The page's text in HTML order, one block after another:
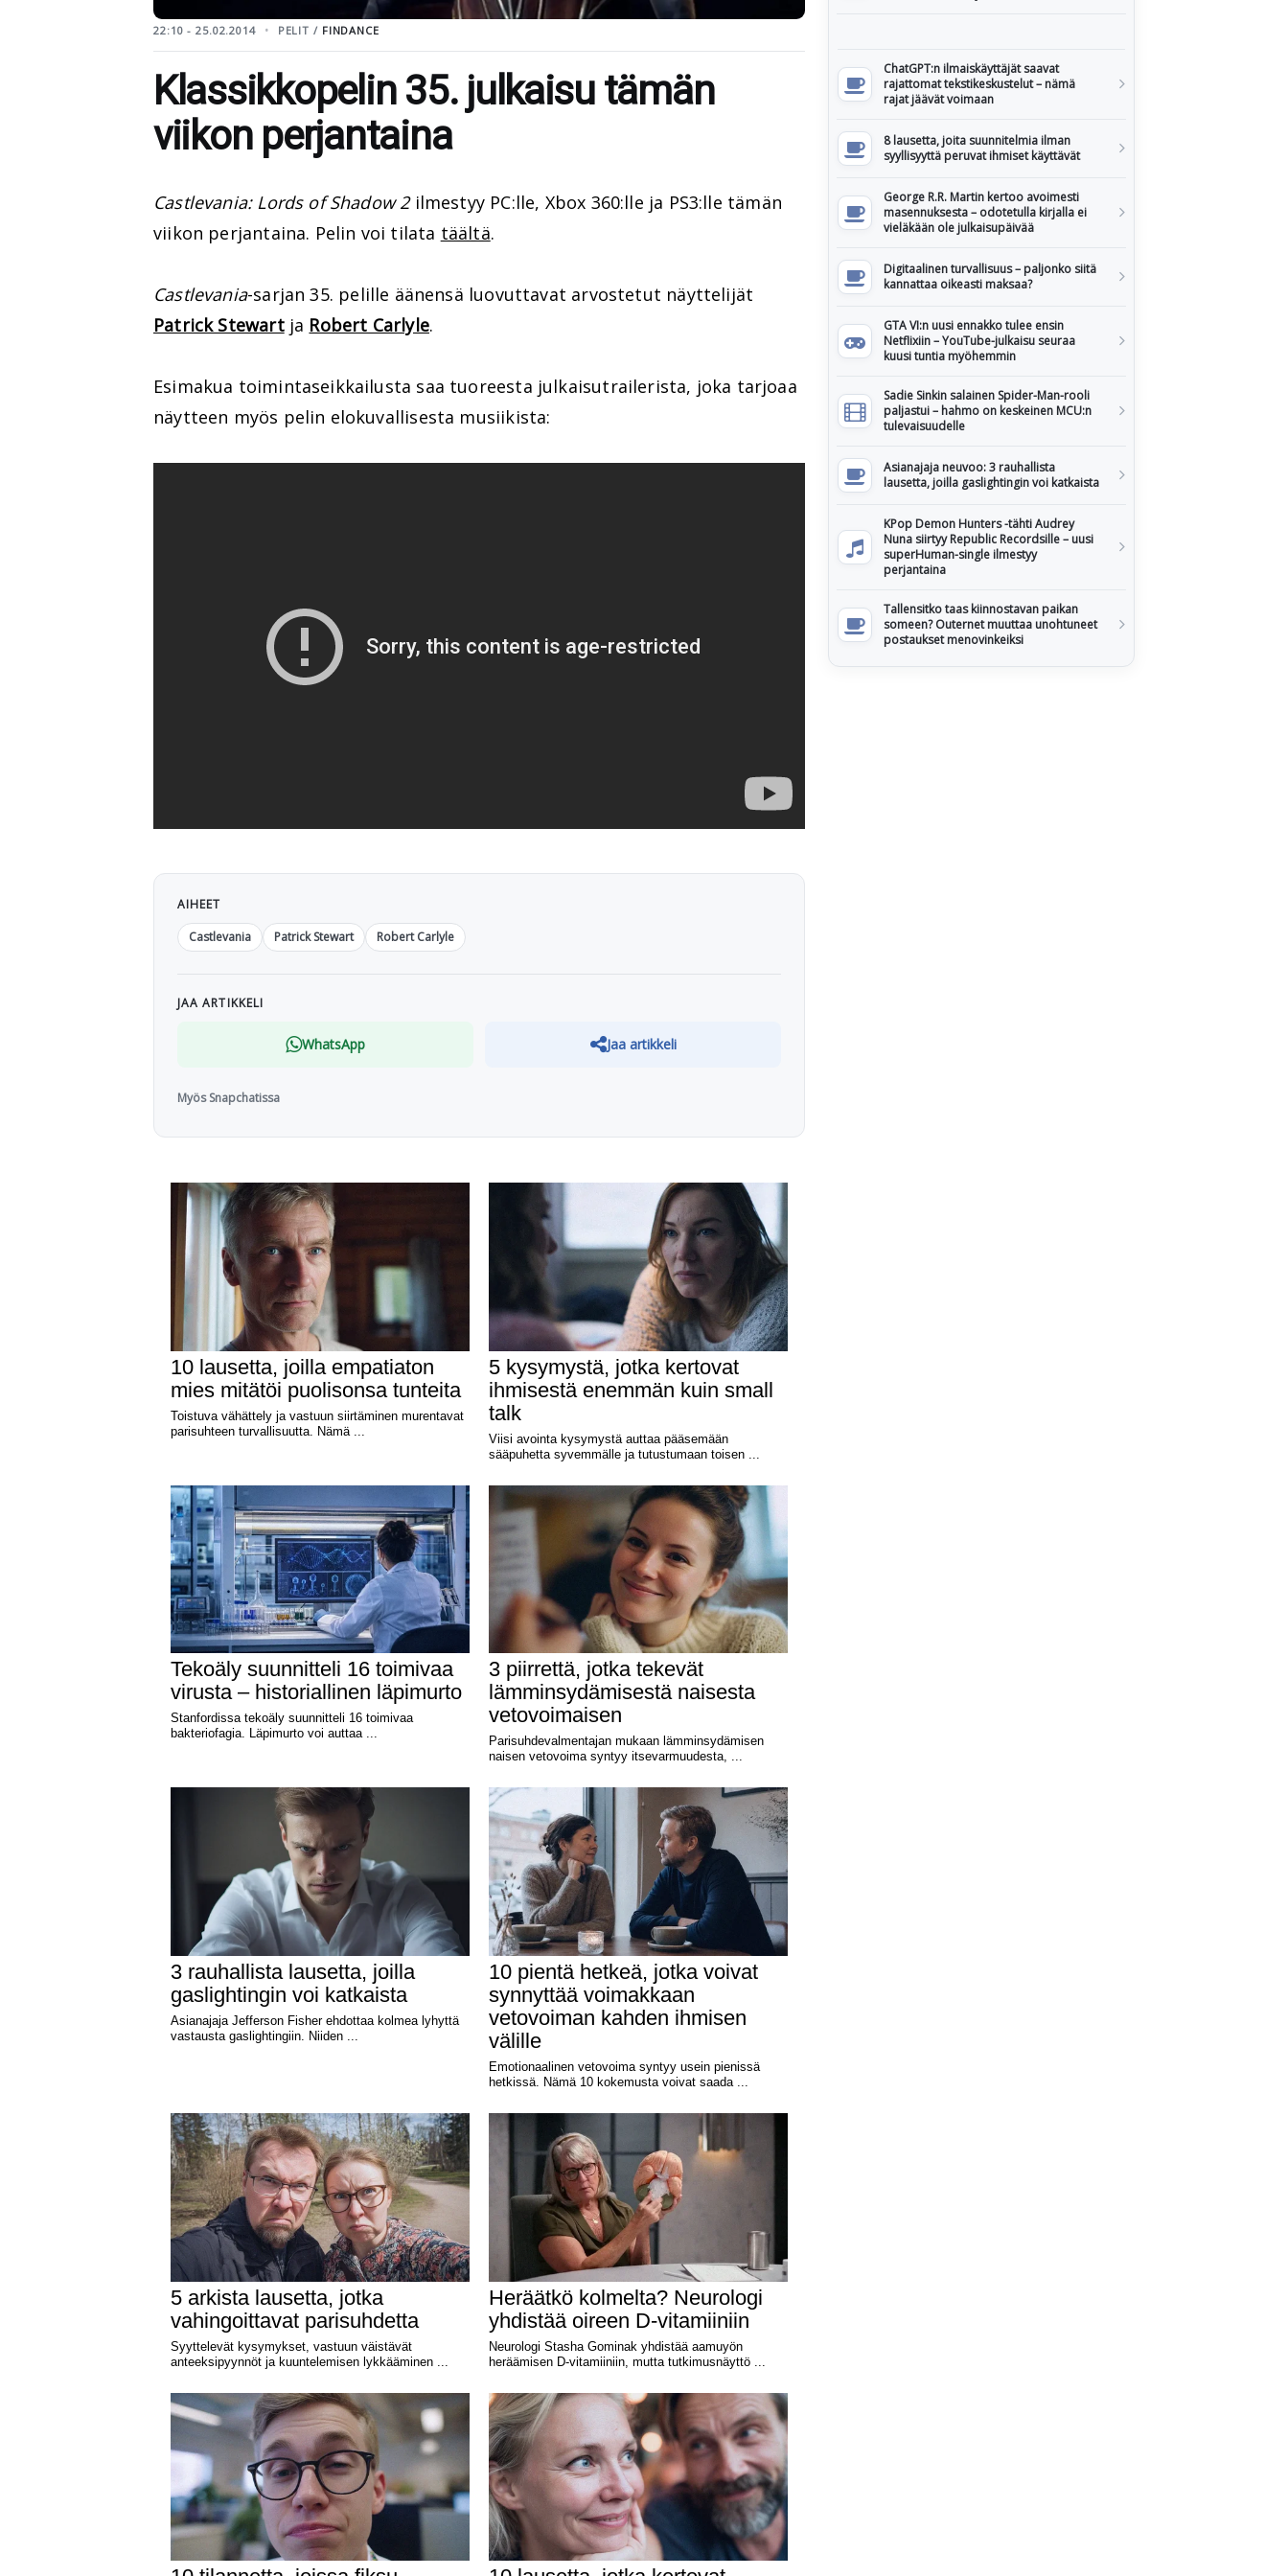
22:10 - 25.02.2014 PELIT / FINDANCE
Klassikkopelin 35. julkaisu tämän
viikon perjantaina
Castlevania: Lords of Shadow 2ilmestyy PC:lle, Xbox 360:lle ja PS3:lle tämän
viikon perjantaina. Pelin voi tilata täältä.
Castlevania-sarjan 35. pelille äänensä luovuttavat arvostetut näyttelijät
Patrick Stewartja Robert Carlyle.
Esimakua toimintaseikkailusta saa tuoreesta julkaisutrailerista, joka tarjoaa
näytteen myös pelin elokuvallisesta musiikista:
AIHEET
Castlevania
Patrick Stewart Robert Carlyle
JAA ARTIKKELI
WhatsApp Jaa artikkeli
Myös Snapchatissa
ChatGPT:n ilmaiskäyttäjät saavat
rajattomat tekstikeskustelut – nämä
rajat jäävät voimaan
8 lausetta, joita suunnitelmia ilman
syyllisyyttä peruvat ihmiset käyttävät
George R.R. Martin kertoo avoimesti
masennuksesta – odotetulla kirjalla ei
vieläkään ole julkaisupäivää
Digitaalinen turvallisuus – paljonko siitä
kannattaa oikeasti maksaa?
GTA VI:n uusi ennakko tulee ensin
Netflixiin – YouTube-julkaisu seuraa
kuusi tuntia myöhemmin
Sadie Sinkin salainen Spider-Man-rooli
paljastui – hahmo on keskeinen MCU:n
tulevaisuudelle
Asianajaja neuvoo: 3 rauhallista
lausetta, joilla gaslightingin voi katkaista
KPop Demon Hunters -tähti Audrey
Nuna siirtyy Republic Recordsille – uusi
superHuman-single ilmestyy
perjantaina
Tallensitko taas kiinnostavan paikan
someen? Outernet muuttaa unohtuneet
postaukset menovinkeiksi